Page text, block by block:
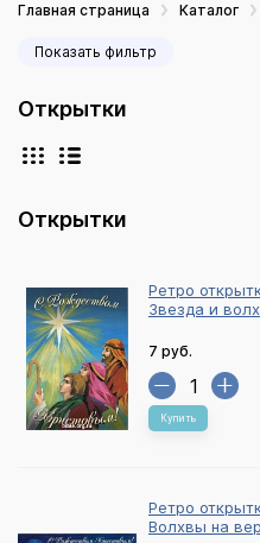
Главная страница Каталог
Показать фильтр
Открытки
Открытки
Ретро
Звезда и
7 руб.
Купить
Ретро
Волхвы на